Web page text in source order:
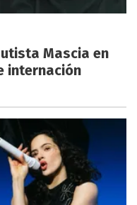
Mascia en
internación